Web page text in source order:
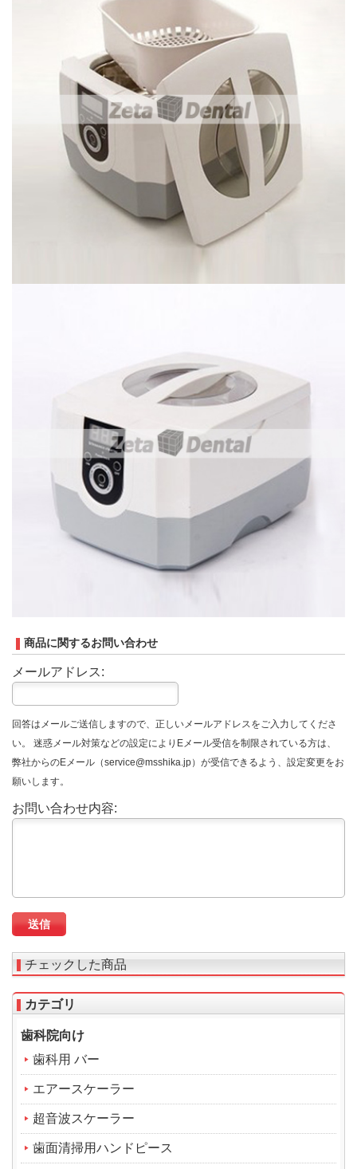
商品に関するお問い合わせ
メールアドレス:
回答はメールご送信しますので、正しいメールアドレスをご入力してくださ
い。 迷惑メール対策などの設定によりEメール受信を制限されている方は、
弊社からのEメール（service@msshika.jp）が受信できるよう、設定変更をお
願いします。
お問い合わせ内容:
チェックした商品
カテゴリ
歯科院向け
歯科用 バー
エアースケーラー
超音波スケーラー
歯面清掃用ハンドピース